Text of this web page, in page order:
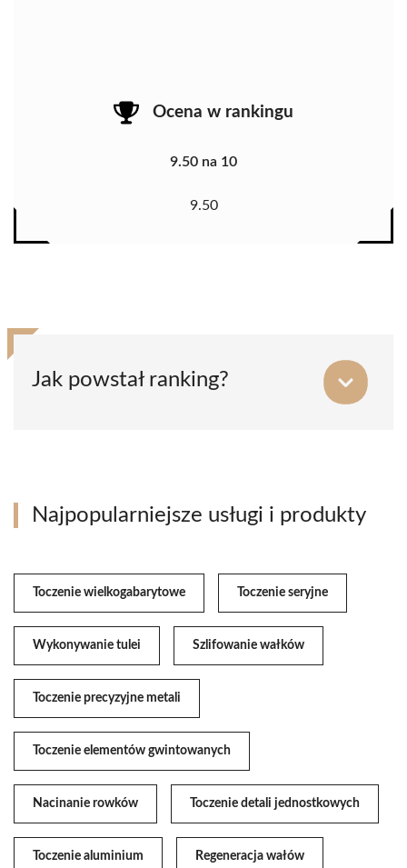
Ocena w rankingu
9.50 na 10
9.50
Jak powstał ranking?
Najpopularniejsze usługi i produkty
Toczenie wielkogabarytowe Toczenie seryjne
Wykonywanie tulei Szlifowanie wałków
Toczenie precyzyjne metali
Toczenie elementów gwintowanych
Nacinanie rowków Toczenie detali jednostkowych
Toczenie aluminium Regeneracja wałów